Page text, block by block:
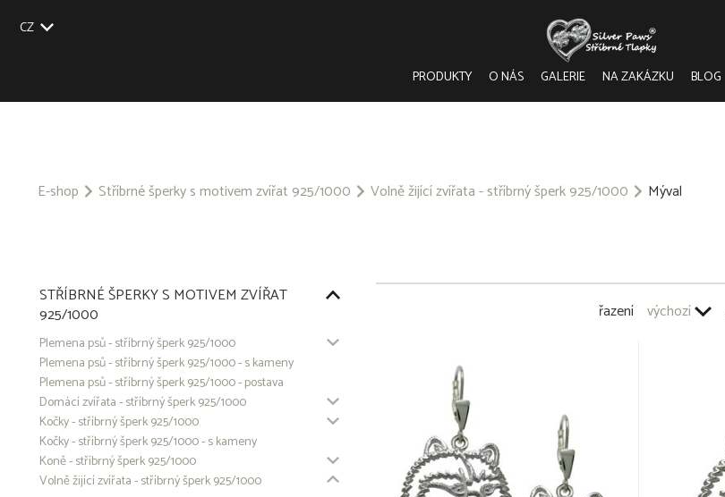
CZ
SK
PRODUKTY O NÁS GALERIE NA ZAKÁZKU BLOG
E-shop Stříbrné šperky s motivem zvířat 925/1000 Volně žijící zvířata - stříbrný šperk 925/1000 Mýval
STŘÍBRNÉ ŠPERKY S MOTIVEM ZVÍŘAT
925/1000
Plemena psů - stříbrný šperk 925/1000
Plemena psů - stříbrný šperk 925/1000 - s kameny
Plemena psů - stříbrný šperk 925/1000 - postava
Domácí zvířata - stříbrný šperk 925/1000
Kočky - stříbrný šperk 925/1000
Kočky - stříbrný šperk 925/1000 - s kameny
Koně - stříbrný šperk 925/1000
Volně žijící zvířata - stříbrný šperk 925/1000
řazení výchozí